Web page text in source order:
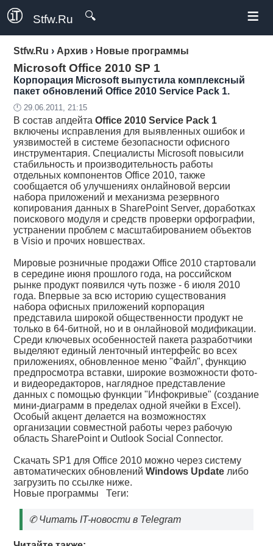
Stfw.Ru 🔍 ≡
Stfw.Ru › Архив › Новые программы
Microsoft Office 2010 SP 1
Корпорация Microsoft выпустила комплексный
пакет обновлений Office 2010 Service Pack 1.
🕛 29.06.2011, 21:15
В состав апдейтаOffice 2010 Service Pack 1
включены исправления для выявленных ошибок и
уязвимостей в системе безопасности офисного
инструментария. Специалисты Microsoft повысили
стабильность и производительность работы
отдельных компонентов Office 2010, также
сообщается об улучшениях онлайновой версии
набора приложений и механизма резервного
копирования данных в SharePoint Server, доработках
поискового модуля и средств проверки орфографии,
устранении проблем с масштабированием объектов
в Visio и прочих новшествах.
Мировые розничные продажи Office 2010 стартовали
в середине июня прошлого года, на российском
рынке продукт появился чуть позже - 6 июля 2010
года. Впервые за всю историю существования
набора офисных приложений корпорация
представила широкой общественности продукт не
только в 64-битной, но и в онлайновой модификации.
Среди ключевых особенностей пакета разработчики
выделяют единый ленточный интерфейс во всех
приложениях, обновленное меню "Файл", функцию
предпросмотра вставки, широкие возможности фото-
и видеоредакторов, наглядное представление
данных с помощью функции "Инфокривые" (создание
мини-диаграмм в пределах одной ячейки в Excel).
Особый акцент делается на возможностях
организации совместной работы через рабочую
область SharePoint и Outlook Social Connector.
Скачать SP1 для Office 2010 можно через систему
автоматических обновленийWindows Update либо
загрузить по ссылке ниже.
Новые программы Теги:
✆Читать IT-новости в Telegram